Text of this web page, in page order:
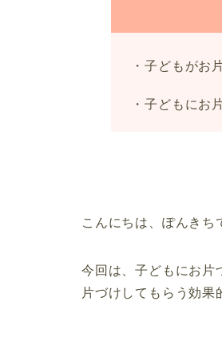
・子どもがお
・子どもにお
こんにちは、ぽんきち
今回は、子どもにお片
片づけしてもらう効果